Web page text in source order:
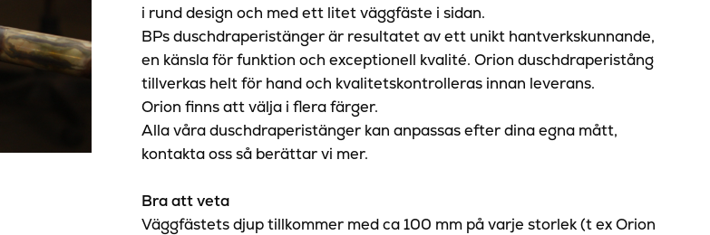
i rund design och med ett litet väggfäste i sidan.
BPs duschdraperistänger är resultatet av ett unikt hantverkskunnande,
en känsla för funktion och exceptionell kvalité. Orion duschdraperistång
tillverkas helt för hand och kvalitetskontrolleras innan leverans.
Orion finns att välja i flera färger.
Alla våra duschdraperistänger kan anpassas efter dina egna mått,
kontakta oss så berättar vi mer.
Bra att veta
Väggfästets djup tillkommer med ca 100 mm på varje storlek (t ex Orion